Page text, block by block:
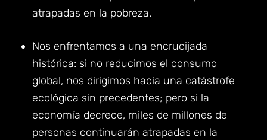
atrapadas en la pobreza.
Nos enfrentamos a una encrucijada
histórica: si no reducimos el consumo
global, nos dirigimos hacia una catástrofe
ecológica sin precedentes; pero si la
economía decrece, miles de millones de
personas continuarán atrapadas en la